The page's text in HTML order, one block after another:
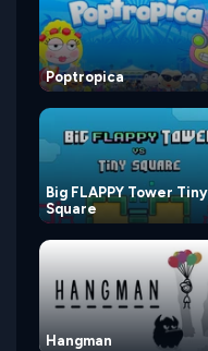
Poptropica
Big FLAPPY Tower Tiny
Square
Hangman